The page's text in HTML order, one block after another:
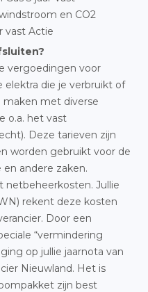
en CO2
vast Actie
vergoedingen voor
elektra die je verbruikt of
met diverse
o.a. het vast
Deze tarieven zijn
worden gebruikt voor de
andere zaken.
netbeheerkosten. Jullie
rekent deze kosten
Door een
“vermindering
op jullie jaarnota van
Nieuwland. Het is
zijn best